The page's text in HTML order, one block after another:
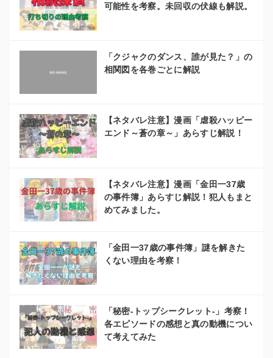
可能性を考察。未回収の伏線も解説。
「クジャクのダンス、誰が見た？」の
相関図を各巻ごとに解説
【ネタバレ注意】漫画「虐殺ハッピー
エンド～蒼の章～」あらすじ解説！
【ネタバレ注意】漫画「金田一37歳
の事件簿」あらすじ解説！犯人もまと
めてみました。
「金田一37歳の事件簿」謎を解きた
くない理由を考察！
「秘密-トップシークレット-」考察！
各エピソードの感想と真の動機につい
て考えてみた